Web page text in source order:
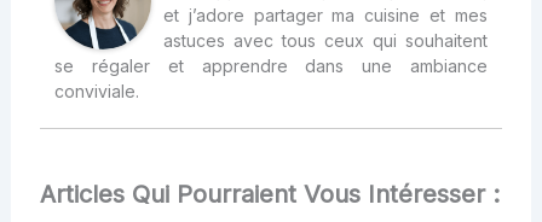
et j’adore partager ma cuisine et mes
astuces avec tous ceux qui souhaitent
se régaler et apprendre dans une ambiance
conviviale.
Articles Qui Pourraient Vous Intéresser :